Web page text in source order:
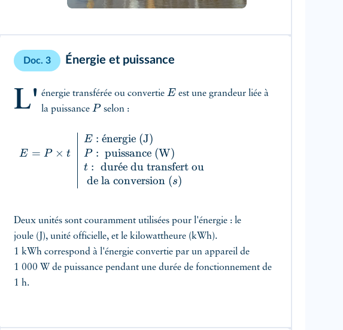
Doc. 3 Énergie et puissance
L' énergie transférée ou convertieE est une grandeur liée à
la puissancePselon :
E = P × t
E: e
ˊnergie (J)
P : puissance (W)
t : dure
ˊe du transfert ou
de la conversion (s)
Deux unités sont couramment utilisées pour l'énergie : le
joule (J), unité officielle, et le kilowattheure (kWh).
1 kWh correspond à l'énergie convertie par un appareil de
1 000 W de puissance pendant une durée de fonctionnement de
1 h.